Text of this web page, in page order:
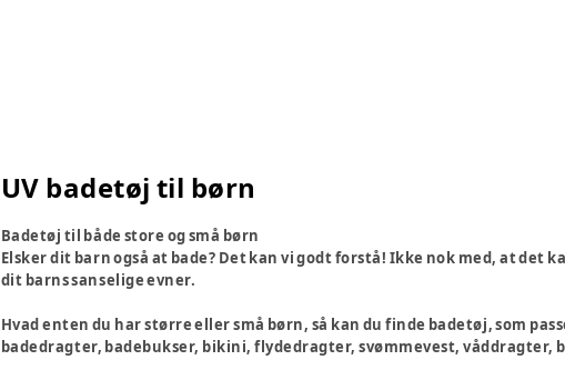
UV badetøj til børn
Badetøj til både store og små børn
Elsker dit barn også at bade? Det kan vi godt forstå! Ikke nok med, at det
dit barns sanselige evner.
Hvad enten du har større eller små børn, så kan du finde badetøj, som
badedragter, badebukser, bikini, flydedragter, svømmevest, våddragter,